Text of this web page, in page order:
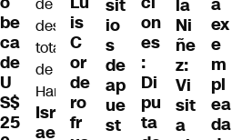
be
ca
de
U
S$
25
Isr
ae
is
C
or
de
ro
fr
sit
io
s
de
ap
ue
st
on
es
:
Di
pu
ta
la
Ni
ñe
z:
Vi
sit
a
ex
e
m
pl
ea
da